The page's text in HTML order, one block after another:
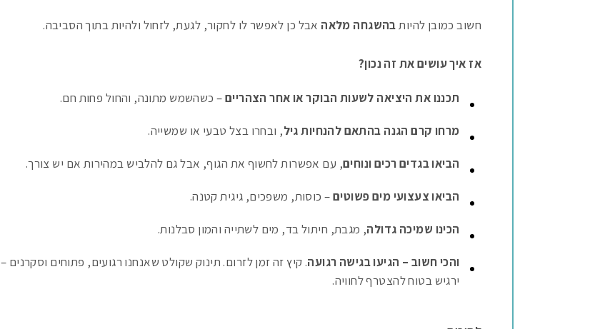
חשוב כמובן להיותבהשגחה מלאה אבל כן לאפשר לו לחקור, לגעת, לזחול ולהיות בתוך הסביבה.
אז איך עושים את זה נכון?
תכננו את היציאה לשעות הבוקר או אחר הצהריים– כשהשמש מתונה, והחול פחות חם.
מרחו קרם הגנה בהתאם להנחיות גיל, ובחרו בצל טבעי או שמשייה.
הביאו בגדים רכים ונוחים, עם אפשרות לחשוף את הגוף, אבל גם להלביש במהירות אם יש צורך.
הביאו צעצועי מים פשוטים– כוסות, משפכים, גיגית קטנה.
הכינו שמיכה גדולה, מגבת, חיתול בד, מים לשתייה והמון סבלנות.
והכי חשוב – הגיעו בגישה רגועה. קיץ זה זמן לזרום. תינוק שקולט שאנחנו רגועים, פתוחים וסקרנים –
ירגיש בטוח להצטרף לחוויה.